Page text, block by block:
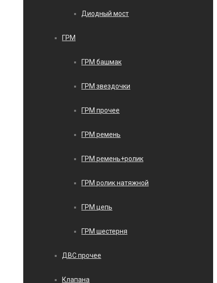
Диодный мост
ГРМ
ГРМ башмак
ГРМ звездочки
ГРМ прочее
ГРМ ремень
ГРМ ремень+ролик
ГРМ ролик натяжной
ГРМ цепь
ГРМ шестерня
ДВС прочее
Клапана